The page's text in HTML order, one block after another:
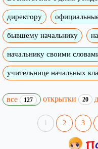
директору
бывшему начальнику
начальнику своими
учительнице начальных
все 127 открытки 20
1 2 3